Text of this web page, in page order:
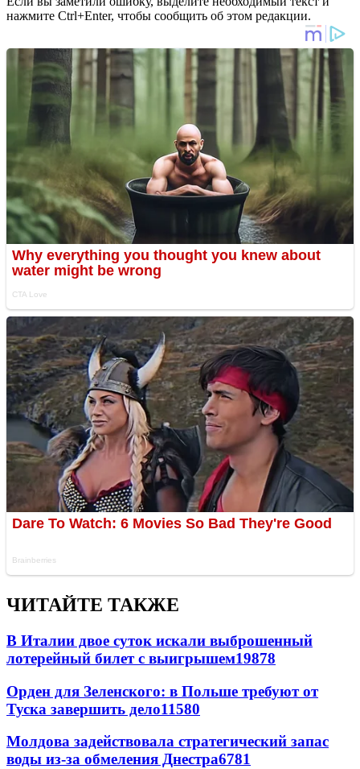
нажмите Ctrl+Enter, чтобы сообщить об этом редакции.
ЧИТАЙТЕ ТАКЖЕ
В Италии двое суток искали выброшенный
лотерейный билет с выигрышем19878
Орден для Зеленского: в Польше требуют от
Туска завершить дело11580
Молдова задействовала стратегический запас
воды из-за обмеления Днестра6781